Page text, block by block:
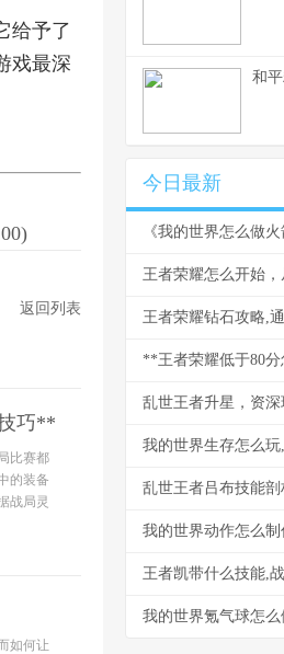
给予了
戏最深
返回列表
巧**
比赛都
的装备
战局灵
如何让
和
今日最新
王者荣耀怎么开始
王者荣耀钻石攻略,
乱世王者升星，资
我的世界生存怎么
我的世界动作怎么